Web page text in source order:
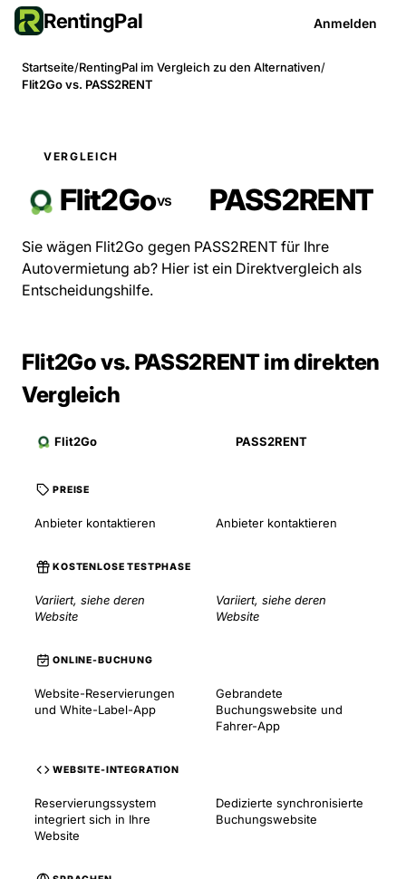
RentingPal Anmelden
Startseite/RentingPal im Vergleich zu den Alternativen/
Flit2Go vs. PASS2RENT
VERGLEICH
Flit2Govs PASS2RENT
Sie wägen Flit2Go gegen PASS2RENT für Ihre
Autovermietung ab? Hier ist ein Direktvergleich als
Entscheidungshilfe.
Flit2Go vs. PASS2RENT im direkten
Vergleich
Flit2Go PASS2RENT
PREISE
Anbieter kontaktieren Anbieter kontaktieren
KOSTENLOSE TESTPHASE
Variiert, siehe deren
Website
Variiert, siehe deren
Website
ONLINE-BUCHUNG
Website-Reservierungen
und White-Label-App
Gebrandete
Buchungswebsite und
Fahrer-App
WEBSITE-INTEGRATION
Reservierungssystem
integriert sich in Ihre
Website
Dedizierte synchronisierte
Buchungswebsite